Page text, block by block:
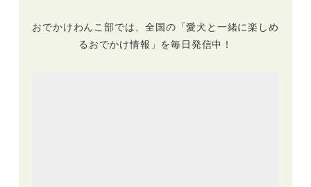
おでかけわんこ部では、全国の「愛犬と一緒に楽しめ
るおでかけ情報」を毎日発信中！